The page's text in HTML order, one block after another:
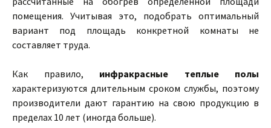
помещения. Учитывая это, подобрать оптимальный
вариант под площадь конкретной комнаты не
составляет труда.
Как правило, инфракрасные теплые полы
характеризуются длительным сроком службы, поэтому
производители дают гарантию на свою продукцию в
пределах 10 лет (иногда больше).